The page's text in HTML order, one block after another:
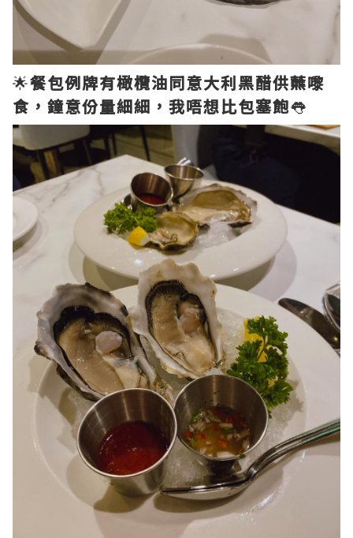
🌟餐包例牌有橄欖油同意大利黑醋供蘸嚟
食，鐘意份量細細，我唔想比包塞飽👅